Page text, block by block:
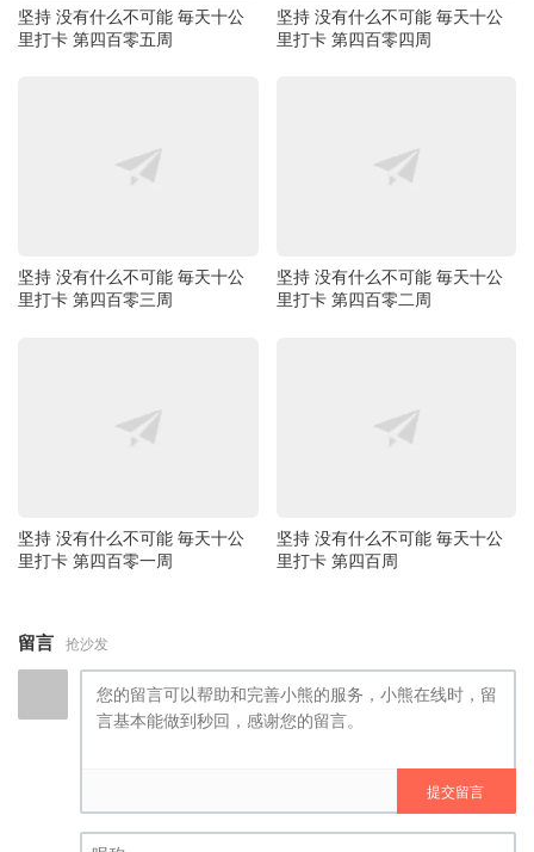
坚持 没有什么不可能 毎天十公
里打卡 第四百零五周
坚持 没有什么不可能 毎天十公
里打卡 第四百零四周
坚持 没有什么不可能 毎天十公
里打卡 第四百零三周
坚持 没有什么不可能 毎天十公
里打卡 第四百零二周
坚持 没有什么不可能 毎天十公
里打卡 第四百零一周
坚持 没有什么不可能 毎天十公
里打卡 第四百周
留言 抢沙发
提交留言